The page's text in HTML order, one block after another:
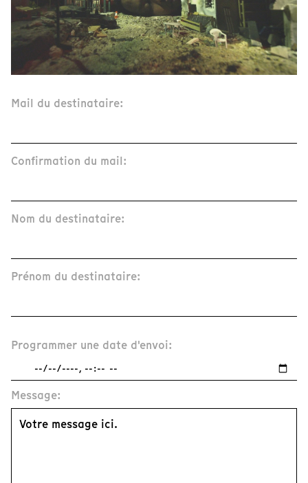
Mail du destinataire:
Confirmation du mail:
Nom du destinataire:
Prénom du destinataire:
Programmer une date d'envoi:
Message: